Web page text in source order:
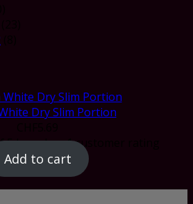
Dry Slim Portion
5 based on1customer rating
Add to cart